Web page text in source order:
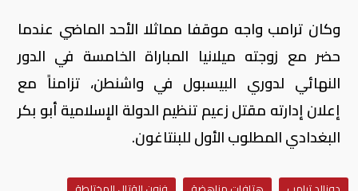
وكان ترامب واجه موقفا مماثلا الأحد الماضي عندما
حضر مع زوجته ميلانيا المباراة الخامسة في الدور
النهائي لدوري البيسبول في واشنطن، تزامناً مع
إعلان إدارته مقتل زعيم تنظيم الدولة الإسلامية أبو بكر
البغدادي المطلوب الأول للبنتاغون.